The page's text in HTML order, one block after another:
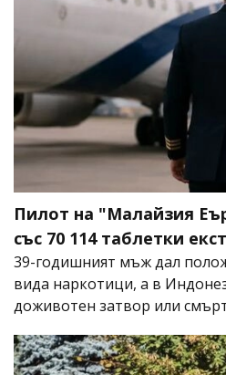
Пилот на "Малайзия
със 70 114 таблетки
39-годишният мъж дал
вида наркотици, а в
доживотен затвор или